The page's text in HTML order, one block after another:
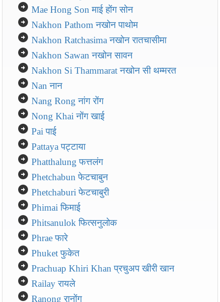
arrow_circle_right Mae Hong Son माई होंग सोन
arrow_circle_right Nakhon Pathom नखोन पाथोम
arrow_circle_right Nakhon Ratchasima नखोन रातचासीमा
arrow_circle_right Nakhon Sawan नखोन सावन
arrow_circle_right Nakhon Si Thammarat नखोन सी थम्मरत
arrow_circle_right Nan नान
arrow_circle_right Nang Rong नांग रोंग
arrow_circle_right Nong Khai नोंग खाई
arrow_circle_right Pai पाई
arrow_circle_right Pattaya पट्टाया
arrow_circle_right Phatthalung फत्तलंग
arrow_circle_right Phetchabun फेटचाबुन
arrow_circle_right Phetchaburi फेटचाबुरी
arrow_circle_right Phimai फिमाई
arrow_circle_right Phitsanulok फित्सनुलोक
arrow_circle_right Phrae फारे
arrow_circle_right Phuket फुकेत
arrow_circle_right Prachuap Khiri Khan प्रचुअप खीरी खान
arrow_circle_right Railay रायले
arrow_circle_right Ranong रानोंग